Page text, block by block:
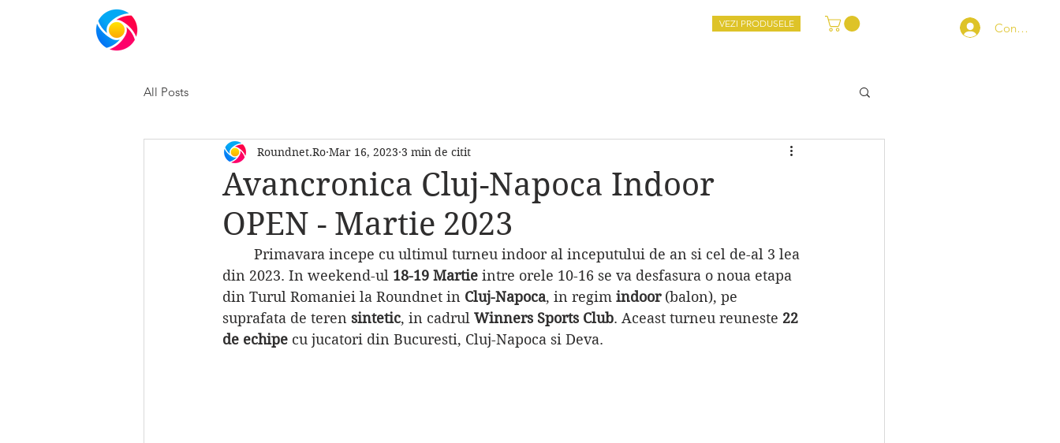
VEZI PRODUSELE
All Posts
Avancronica Cluj-Napoca Indoor
OPEN - Martie 2023
Roundnet.Ro Mar 16, 2023 3 min de citit
din 2023. In weekend-ul 18-19 Martie intre orele 10-16 se va desfasura o noua etapa
din Turul Romaniei la Roundnet in Cluj-Napoca, in regim indoor (balon), pe
suprafata de teren sintetic, in cadrul Winners Sports Club. Aceast turneu reuneste 22
de echipe cu jucatori din Bucuresti, Cluj-Napoca si Deva.